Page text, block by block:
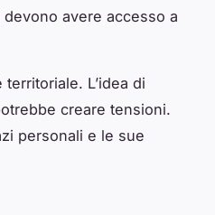
avere accesso a
L’idea di
creare tensioni.
personali e le sue